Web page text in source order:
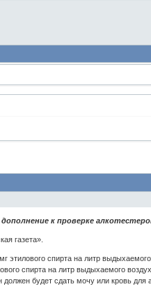
к проверке
газета».
этилового спирта на литр
спирта на литр выдыхаемого
будет сдать мочу или кровь для